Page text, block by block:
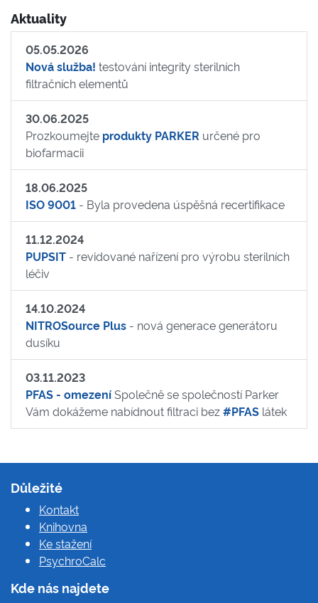
Aktuality
05.05.2026
Nová služba! testování integrity sterilních
filtračních elementů
30.06.2025
Prozkoumejte produkty PARKER určené pro
biofarmacii
18.06.2025
ISO 9001 - Byla provedena úspěšná recertifikace
11.12.2024
PUPSIT - revidované nařízení pro výrobu sterilních
léčiv
14.10.2024
NITROSource Plus - nová generace generátoru
dusíku
03.11.2023
PFAS - omezeníSpolečně se společností Parker
Vám dokážeme nabídnout filtraci bez#PFAS látek
Důležité
Kontakt
Knihovna
Ke stažení
PsychroCalc
Kde nás najdete